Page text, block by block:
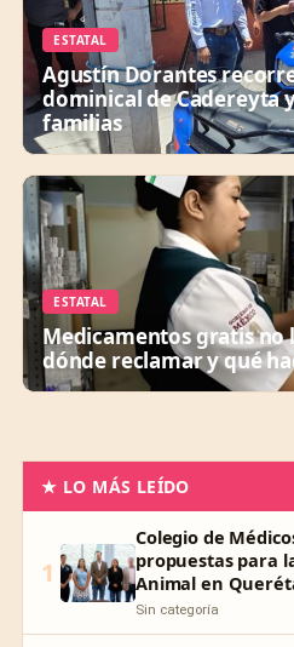
ESTATAL
Agustín Dorantes
dominical de Cadereyta
familias
ESTATAL
Medicamentos gratis no
dónde reclamar y qué
★ LO MÁS LEÍDO
1
Colegio de
propuestas para
Animal en
Sin categoría